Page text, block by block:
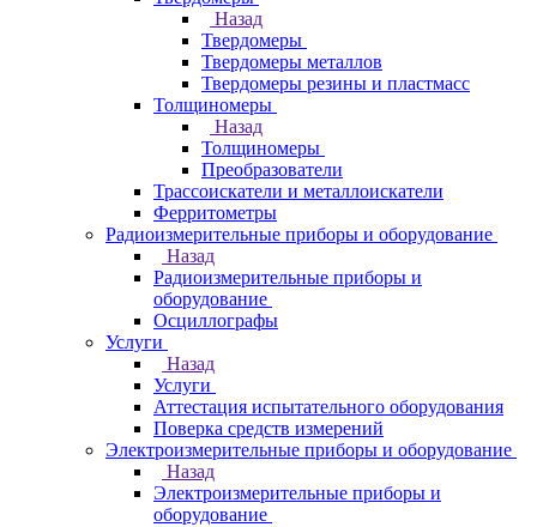
Назад
Твердомеры
Твердомеры металлов
Твердомеры резины и пластмасс
Толщиномеры
Назад
Толщиномеры
Преобразователи
Трассоискатели и металлоискатели
Ферритометры
Радиоизмерительные приборы и оборудование
Назад
Радиоизмерительные приборы и
оборудование
Осциллографы
Услуги
Назад
Услуги
Аттестация испытательного оборудования
Поверка средств измерений
Электроизмерительные приборы и оборудование
Назад
Электроизмерительные приборы и
оборудование